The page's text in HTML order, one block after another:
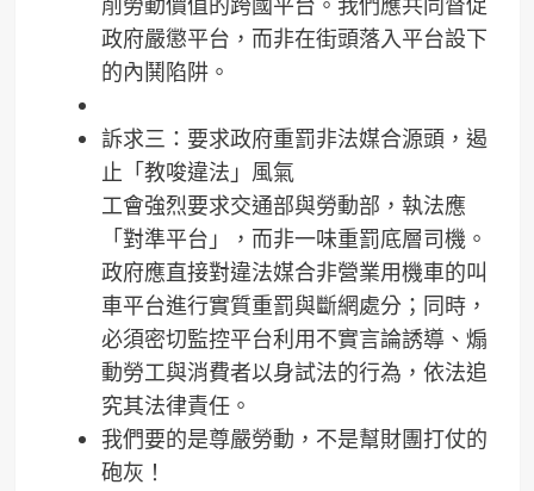
削勞動價值的跨國平台。我們應共同督促
政府嚴懲平台，而非在街頭落入平台設下
的內鬨陷阱。
訴求三：要求政府重罰非法媒合源頭，遏
止「教唆違法」風氣
工會強烈要求交通部與勞動部，執法應
「對準平台」，而非一味重罰底層司機。
政府應直接對違法媒合非營業用機車的叫
車平台進行實質重罰與斷網處分；同時，
必須密切監控平台利用不實言論誘導、煽
動勞工與消費者以身試法的行為，依法追
究其法律責任。
我們要的是尊嚴勞動，不是幫財團打仗的
砲灰！